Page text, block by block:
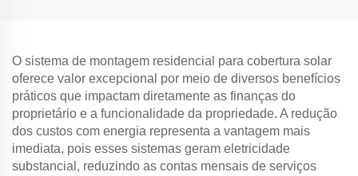
O sistema de montagem residencial para cobertura solar
oferece valor excepcional por meio de diversos benefícios
práticos que impactam diretamente as finanças do
proprietário e a funcionalidade da propriedade. A redução
dos custos com energia representa a vantagem mais
imediata, pois esses sistemas geram eletricidade
substancial, reduzindo as contas mensais de serviços